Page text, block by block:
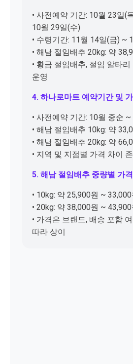
• 사전예약 기간: 10월 23일(
10월 29일(수)
• 수령기간: 11월 14일(금) ~
• 해남 절임배추 20kg: 약
• 황금 절임배추, 절임 알타
운영
4. 하나로마트 예약기간 및
• 사전예약 기간: 10월 중순
• 해남 절임배추 10kg: 약
• 해남 절임배추 20kg: 약
• 지역 및 지점별 가격 차이
5. 해남 절임배추 중량별 가격
• 10kg: 약 25,900원 ~ 33,000
• 20kg: 약 38,000원 ~ 43,900
• 가격은 브랜드, 배송 포함
따라 상이